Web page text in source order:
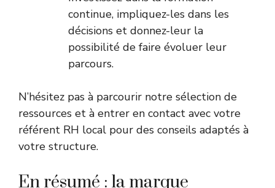
continue, impliquez-les dans les
décisions et donnez-leur la
possibilité de faire évoluer leur
parcours.
N’hésitez pas à parcourir notre sélection de
ressources et à entrer en contact avec votre
référent RH local pour des conseils adaptés à
votre structure.
En résumé : la marque